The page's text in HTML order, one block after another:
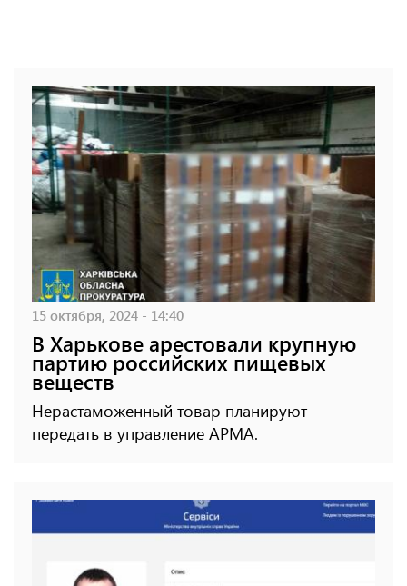
15 октября, 2024 - 14:40
В Харькове арестовали крупную
партию российских пищевых
веществ
Нерастаможенный товар планируют
передать в управление АРМА.